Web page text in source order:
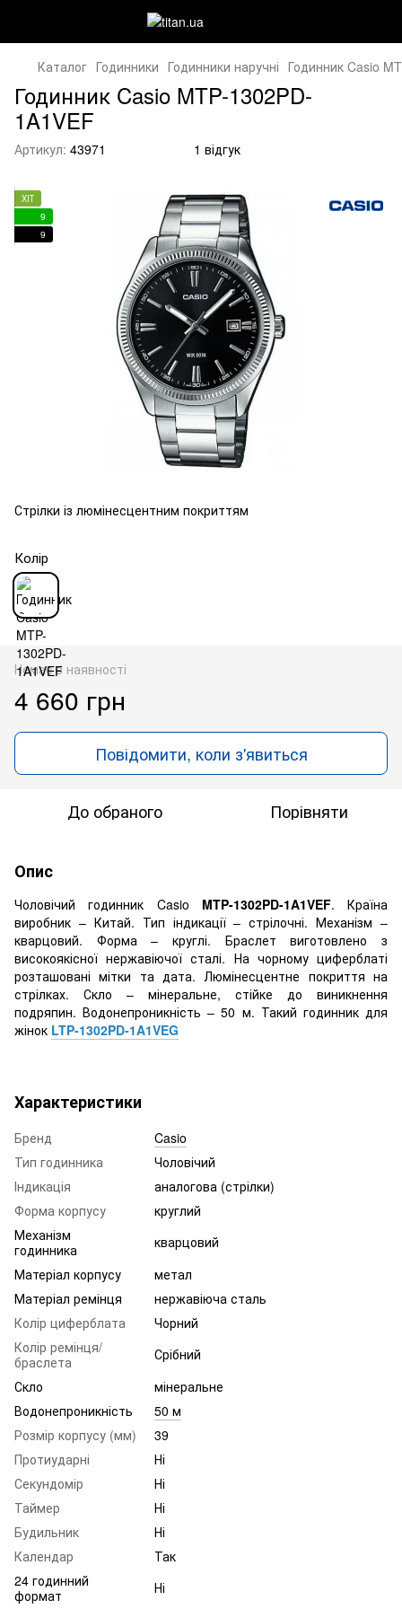
Каталог Годинники Годинники наручні Годинник Casio
Годинник Casio MTP-1302PD-
1A1VEF
Артикул: 43971 1 відгук
ХІТ
9
9
Стрілки із люмінесцентним покриттям
Колір
Немає в наявності
4 660 грн
Повідомити, коли з'явиться
До обраного Порівняти
Опис
Чоловічий годинник Casio MTP-1302PD-1A1VEF. Країна
виробник – Китай. Тип індикації – стрілочні. Механізм –
кварцовий. Форма – круглі. Браслет виготовлено з
високоякісної нержавіючої сталі. На чорному циферблаті
розташовані мітки та дата. Люмінесцентне покриття на
стрілках. Скло – мінеральне, стійке до виникнення
подряпин. Водонепроникність – 50 м. Такий годинник для
жінок LTP-1302PD-1A1VEG
Характеристики
Бренд
Casio
Тип годинника
Чоловічий
Індикація
аналогова (стрілки)
Форма корпусу
круглий
Механізм
годинника
кварцовий
Матеріал корпусу
метал
Матеріал ремінця
нержавіюча сталь
Колір циферблата
Чорний
Колір ремінця/
браслета
Срібний
Скло
мінеральне
Водонепроникність
50 м
Розмір корпусу (мм)
39
Протиударні
Ні
Секундомір
Ні
Таймер
Ні
Будильник
Ні
Календар
Так
24 годинний
формат
Ні